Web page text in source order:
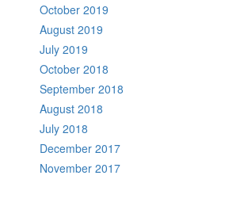
October 2019
August 2019
July 2019
October 2018
September 2018
August 2018
July 2018
December 2017
November 2017